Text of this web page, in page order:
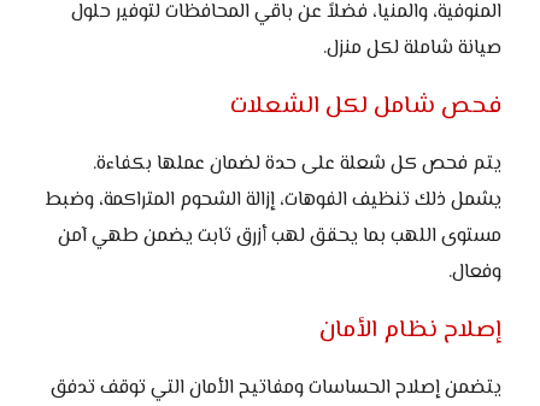
المنوفية، والمنيا، فضلاً عن باقي المحافظات لتوفير حلول
صيانة شاملة لكل منزل.
فحص شامل لكل الشعلات
يتم فحص كل شعلة على حدة لضمان عملها بكفاءة.
يشمل ذلك تنظيف الفوهات، إزالة الشحوم المتراكمة، وضبط
مستوى اللهب بما يحقق لهب أزرق ثابت يضمن طهي آمن
وفعال.
إصلاح نظام الأمان
يتضمن إصلاح الحساسات ومفاتيح الأمان التي توقف تدفق